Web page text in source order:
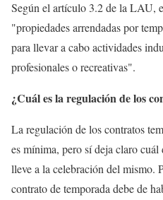
Según el artículo 3.2 de la LAU,
"propiedades arrendadas por
para llevar a cabo actividades
profesionales o recreativas".
¿Cuál es la regulación de los
La regulación de los contratos
es mínima, pero sí deja claro
lleve a la celebración del mismo.
contrato de temporada debe de